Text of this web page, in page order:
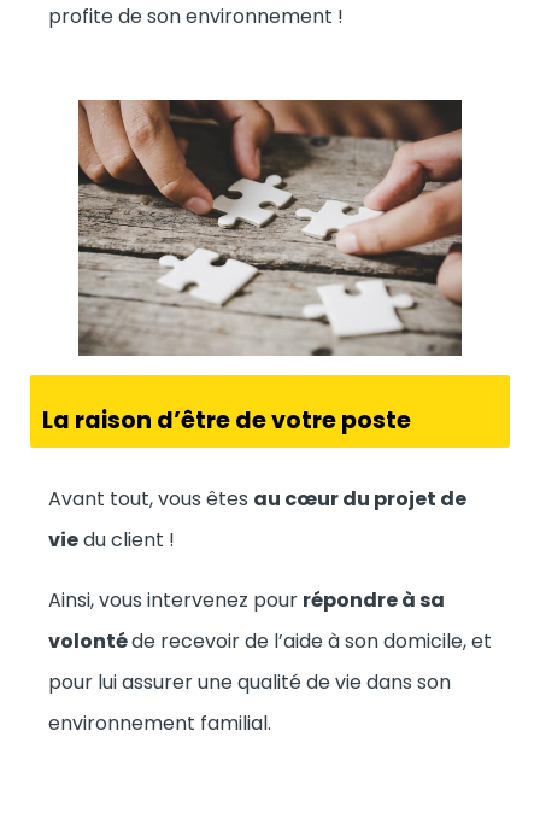
profite de son environnement !
La raison d’être de votre poste
Avant tout, vous êtes au cœur du projet de
viedu client !
Ainsi, vous intervenez pour répondre à sa
volontéde recevoir de l’aide à son domicile, et
pour lui assurer une qualité de vie dans son
environnement familial.